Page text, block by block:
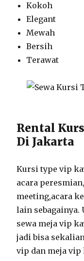
Kokoh
Elegant
Mewah
Bersih
Terawat
Rental
Di Jakarta
Kursi type vip
acara
meeting,acara
lain sebagainya.
sewa meja vip
jadi bisa
vip dan meja vip